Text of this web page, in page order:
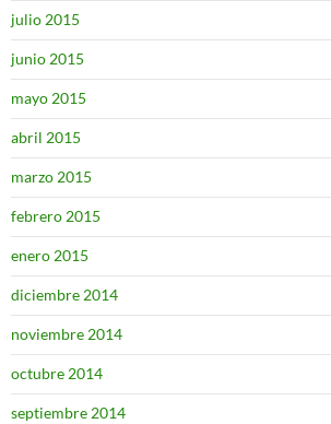
julio 2015
junio 2015
mayo 2015
abril 2015
marzo 2015
febrero 2015
enero 2015
diciembre 2014
noviembre 2014
octubre 2014
septiembre 2014